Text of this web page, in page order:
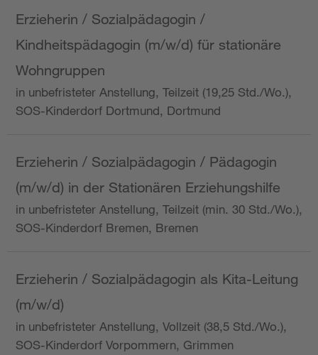
Erzieherin / Sozialpädagogin /
Kindheitspädagogin (m/w/d) für stationäre
Wohngruppen
in unbefristeter Anstellung, Teilzeit (19,25 Std./Wo.),
SOS-Kinderdorf Dortmund, Dortmund
Erzieherin / Sozialpädagogin / Pädagogin
(m/w/d) in der Stationären Erziehungshilfe
in unbefristeter Anstellung, Teilzeit (min. 30 Std./Wo.),
SOS-Kinderdorf Bremen, Bremen
Erzieherin / Sozialpädagogin als Kita-Leitung
(m/w/d)
in unbefristeter Anstellung, Vollzeit (38,5 Std./Wo.),
SOS-Kinderdorf Vorpommern, Grimmen